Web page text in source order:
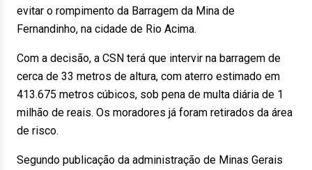
evitar o rompimento da Barragem da Mina de
Fernandinho, na cidade de Rio Acima.
Com a decisão, a CSN terá que intervir na barragem de
cerca de 33 metros de altura, com aterro estimado em
413.675 metros cúbicos, sob pena de multa diária de 1
milhão de reais. Os moradores já foram retirados da área
de risco.
Segundo publicação da administração de Minas Gerais